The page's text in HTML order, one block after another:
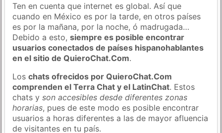
Ten en cuenta que internet es global. Así que
cuando en México es por la tarde, en otros países
es por la mañana, por la noche, ó madrugada…
Debido a esto,siempre es posible encontrar
usuarios conectados de países hispanohablantes
en el sitio de QuieroChat.Com.
Loschats ofrecidos por QuieroChat.Com
comprenden el Terra Chat y el LatinChat. Estos
chats yson accesibles desde diferentes zonas
horarias, pues de este modo es posible encontrar
usuarios a horas diferentes a las de mayor afluencia
de visitantes en tu país.